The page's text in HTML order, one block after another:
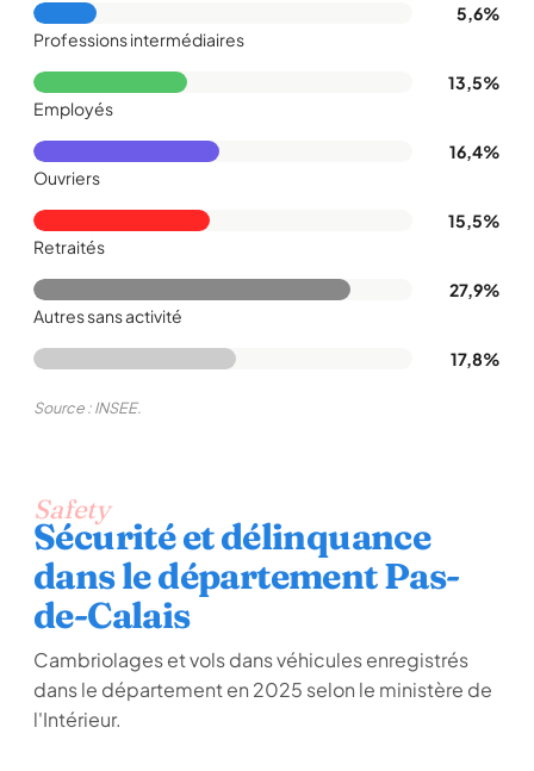
5,6%
Professions intermédiaires
13,5%
Employés
16,4%
Ouvriers
15,5%
Retraités
27,9%
Autres sans activité
17,8%
Source : INSEE.
Safety
Sécurité et délinquance
dans le département Pas-
de-Calais
Cambriolages et vols dans véhicules enregistrés
dans le département en 2025 selon le ministère de
l'Intérieur.